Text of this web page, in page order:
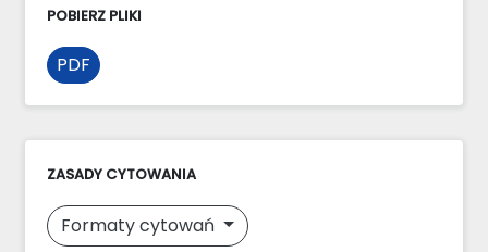
POBIERZ PLIKI
PDF
ZASADY CYTOWANIA
Formaty cytowań